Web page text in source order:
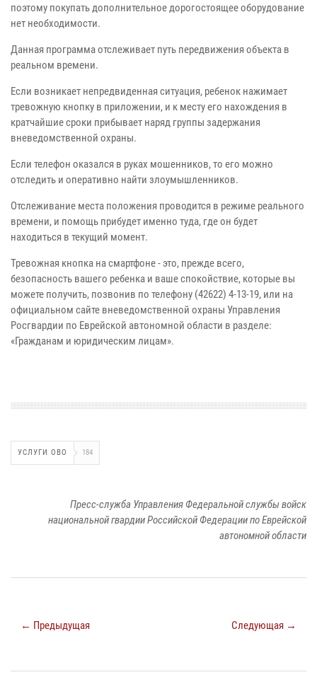
поэтому покупать дополнительное дорогостоящее оборудование
нет необходимости.
Данная программа отслеживает путь передвижения объекта в
реальном времени.
Если возникает непредвиденная ситуация, ребенок нажимает
тревожную кнопку в приложении, и к месту его нахождения в
кратчайшие сроки прибывает наряд группы задержания
вневедомственной охраны.
Если телефон оказался в руках мошенников, то его можно
отследить и оперативно найти злоумышленников.
Отслеживание места положения проводится в режиме реального
времени, и помощь прибудет именно туда, где он будет
находиться в текущий момент.
Тревожная кнопка на смартфоне - это, прежде всего,
безопасность вашего ребенка и ваше спокойствие, которые вы
можете получить, позвонив по телефону (42622) 4-13-19, или на
официальном сайте вневедомственной охраны Управления
Росгвардии по Еврейской автономной области в разделе:
«Гражданам и юридическим лицам».
УСЛУГИ ОВО 184
Пресс-служба Управления Федеральной службы войск
национальной гвардии Российской Федерации по Еврейской
автономной области
← Предыдущая Следующая →